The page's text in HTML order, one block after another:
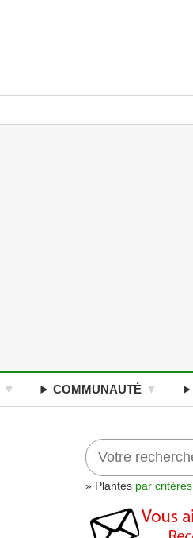
COMMUNAUTÉ
» Plantes par critères